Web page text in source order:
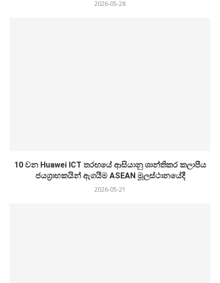
2026-05-28
10 වන Huawei ICT තරඟයේ ආසියානු ශාන්තිකර කලාපීය
ජයග්‍රාහකයින් ඇගයීම ASEAN මූලස්ථානයේදී
2026-05-21